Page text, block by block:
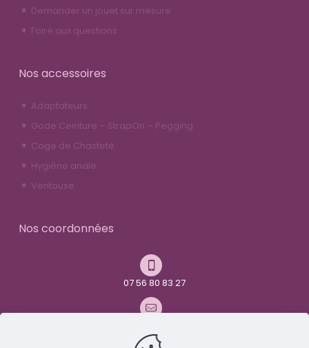
Demander un jouet sur mesure
Foire aux questions
Nos accessoires
Adaptateurs
Gode Ceinture – StrapOn – Pegging
Cage de Chasteté
Hygiène anale
Ventouse
Nos coordonnées
07 56 80 83 27